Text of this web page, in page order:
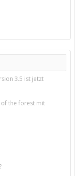
3.5 ist jetzt
of the forest mit